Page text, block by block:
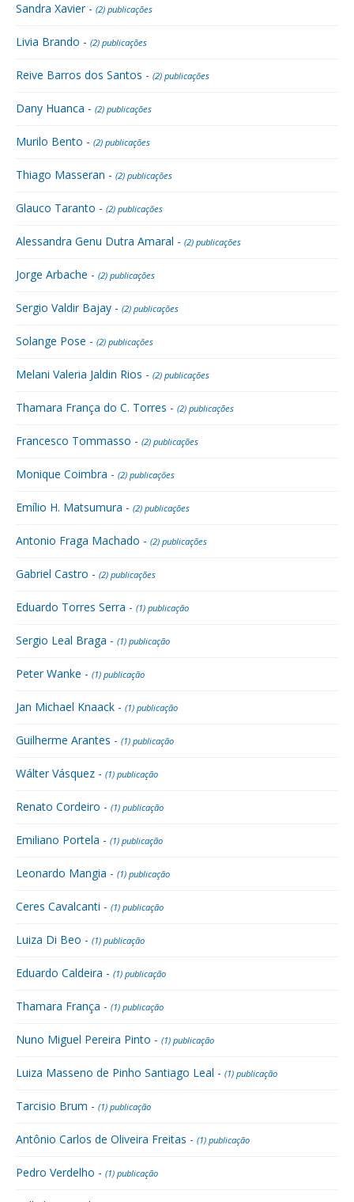
Sandra Xavier - (2) publicações
Livia Brando - (2) publicações
Reive Barros dos Santos - (2) publicações
Dany Huanca - (2) publicações
Murilo Bento - (2) publicações
Thiago Masseran - (2) publicações
Glauco Taranto - (2) publicações
Alessandra Genu Dutra Amaral - (2) publicações
Jorge Arbache - (2) publicações
Sergio Valdir Bajay - (2) publicações
Solange Pose - (2) publicações
Melani Valeria Jaldin Rios - (2) publicações
Thamara França do C. Torres - (2) publicações
Francesco Tommasso - (2) publicações
Monique Coimbra - (2) publicações
Emílio H. Matsumura - (2) publicações
Antonio Fraga Machado - (2) publicações
Gabriel Castro - (2) publicações
Eduardo Torres Serra - (1) publicação
Sergio Leal Braga - (1) publicação
Peter Wanke - (1) publicação
Jan Michael Knaack - (1) publicação
Guilherme Arantes - (1) publicação
Wálter Vásquez - (1) publicação
Renato Cordeiro - (1) publicação
Emiliano Portela - (1) publicação
Leonardo Mangia - (1) publicação
Ceres Cavalcanti - (1) publicação
Luiza Di Beo - (1) publicação
Eduardo Caldeira - (1) publicação
Thamara França - (1) publicação
Nuno Miguel Pereira Pinto - (1) publicação
Luiza Masseno de Pinho Santiago Leal - (1) publicação
Tarcisio Brum - (1) publicação
Antônio Carlos de Oliveira Freitas - (1) publicação
Pedro Verdelho - (1) publicação